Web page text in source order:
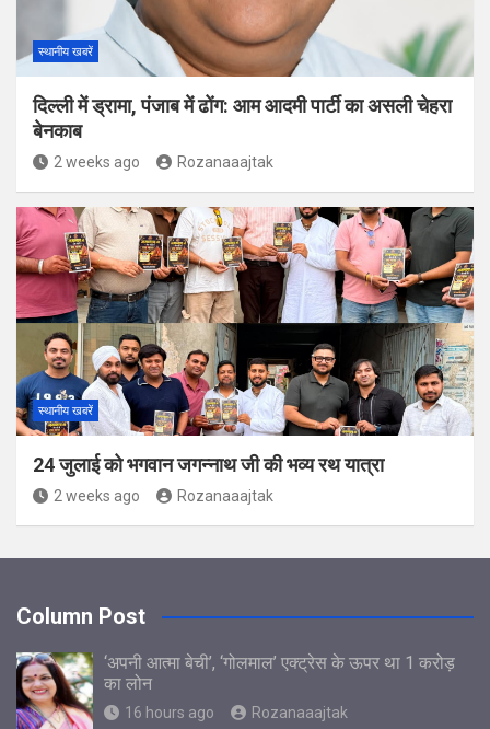
स्थानीय खबरें
दिल्ली में ड्रामा, पंजाब में ढोंग: आम आदमी पार्टी का असली चेहरा
बेनकाब
2 weeks ago Rozanaaajtak
स्थानीय खबरें
24 जुलाई को भगवान जगन्नाथ जी की भव्य रथ यात्रा
2 weeks ago Rozanaaajtak
Column Post
‘अपनी आत्मा बेची’, ‘गोलमाल’ एक्ट्रेस के ऊपर था 1 करोड़
का लोन
16 hours ago Rozanaaajtak